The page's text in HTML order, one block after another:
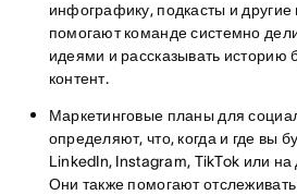
инфографику, подкасты и
помогают команде системно
идеями и рассказывать историю
контент.
Маркетинговые планы для
определяют, что, когда и где вы
LinkedIn, Instagram, TikTok или
Они также помогают